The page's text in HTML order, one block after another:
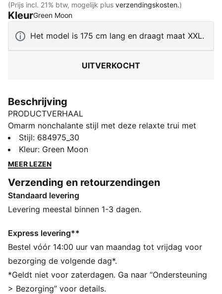
(Prijs incl. 21% btw, mogelijk plus verzendingskosten.)
KleurGreen Moon:
Het model is 175 cm lang en draagt maat XXL.
UITVERKOCHT
Beschrijving
PRODUCTVERHAAL
Omarm nonchalante stijl met deze relaxte trui met
ronde hals. Met de strakke PUMA-branding is het
perfect voor diegenen die van een relaxte vibe
houden. Pronk in casual-chic met je PUMA-trots.
Gemaakt van minstens 50% gerecyclede materialen
DETAILS
Relaxte pasvorm
Normale lengte
Ronde hals
Met lange mouwen
Verlaagde schouders
PUMA-merkdetails
Stijl: 684975_30
Kleur: Green Moon
MEER LEZEN
Verzending en retourzendingen
Standaard levering
Levering meestal binnen 1-3 dagen.
Express levering**
Bestel vóór 14:00 uur van maandag tot vrijdag voor
bezorging de volgende dag*.
*Geldt niet voor zaterdagen. Ga naar “Ondersteuning
> Bezorging” voor details.